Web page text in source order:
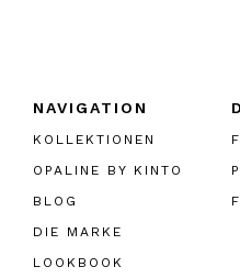
NAVIGATION
KOLLEKTIONEN
OPALINE BY KINTO
BLOG
DIE MARKE
LOOKBOOK